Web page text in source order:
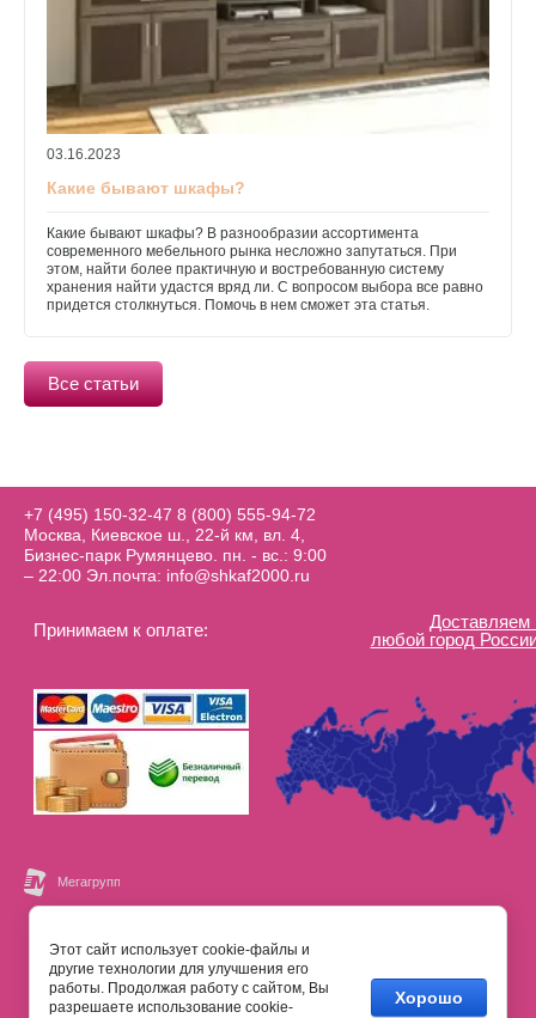
03.16.2023
Какие бывают шкафы?
Какие бывают шкафы? В разнообразии ассортимента
современного мебельного рынка несложно запутаться. При
этом, найти более практичную и востребованную систему
хранения найти удастся вряд ли. С вопросом выбора все равно
придется столкнуться. Помочь в нем сможет эта статья.
Все статьи
+7 (495) 150-32-47 8 (800) 555-94-72
Москва, Киевское ш., 22-й км, вл. 4,
Бизнес-парк Румянцево. пн. - вс.: 9:00
– 22:00 Эл.почта: info@shkaf2000.ru
Принимаем к оплате:
Доставляем
любой город
Этот сайт использует cookie-файлы и
другие технологии для улучшения его
работы. Продолжая работу с сайтом, Вы
разрешаете использование cookie-
Хорошо